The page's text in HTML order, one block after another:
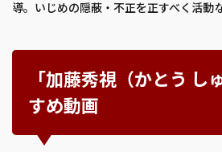
導。いじめの隠蔽・不正を正すべく活動な
「加藤秀視（かとう し
すめ動画